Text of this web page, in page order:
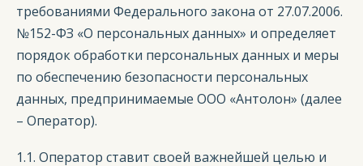
требованиями Федерального закона от 27.07.2006.
№152-ФЗ «О персональных данных» и определяет
порядок обработки персональных данных и меры
по обеспечению безопасности персональных
данных, предпринимаемые ООО «Антолон» (далее
– Оператор).
1.1. Оператор ставит своей важнейшей целью и